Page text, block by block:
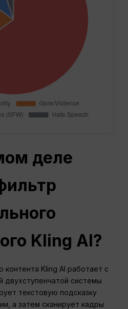
деле
Kling AI?
контента Kling AI работает с
двухступенчатой системы
текстовую подсказку
а затем сканирует кадры